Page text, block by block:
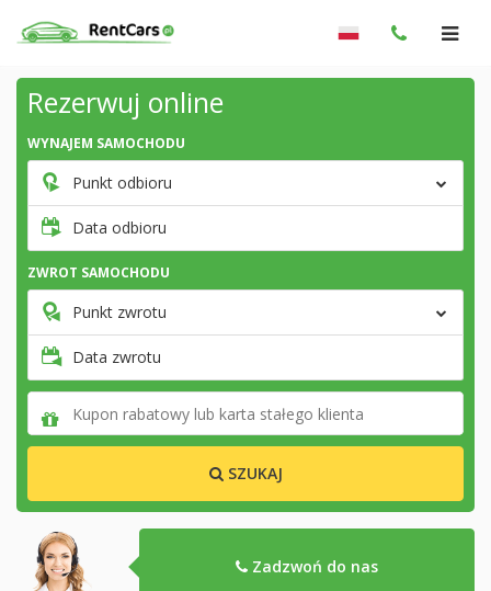
Rezerwuj online
WYNAJEM SAMOCHODU
Punkt odbioru
Data odbioru
ZWROT SAMOCHODU
Punkt zwrotu
Data zwrotu
SZUKAJ
Zadzwoń do nas